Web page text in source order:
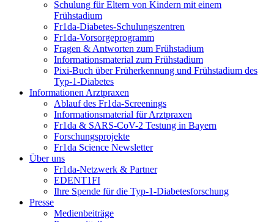
Schulung für Eltern von Kindern mit einem
Frühstadium
Fr1da-Diabetes-Schulungszentren
Fr1da-Vorsorgeprogramm
Fragen & Antworten zum Frühstadium
Informationsmaterial zum Frühstadium
Pixi-Buch über Früherkennung und Frühstadium des
Typ-1-Diabetes
Informationen Arztpraxen
Ablauf des Fr1da-Screenings
Informationsmaterial für Arztpraxen
Fr1da & SARS-CoV-2 Testung in Bayern
Forschungsprojekte
Fr1da Science Newsletter
Über uns
Fr1da-Netzwerk & Partner
EDENT1FI
Ihre Spende für die Typ-1-Diabetesforschung
Presse
Medienbeiträge